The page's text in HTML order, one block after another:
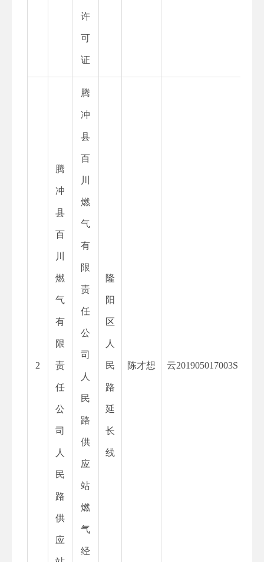
许
可
证
2
腾
冲
县
百
川
燃
气
有
限
责
任
公
司
人
民
路
供
应
腾
冲
县
百
川
燃
气
有
限
责
任
公
司
人
民
路
供
应
站
燃
气
经
隆
阳
区
人
民
路
延
长
线
陈才想 云201905017003S